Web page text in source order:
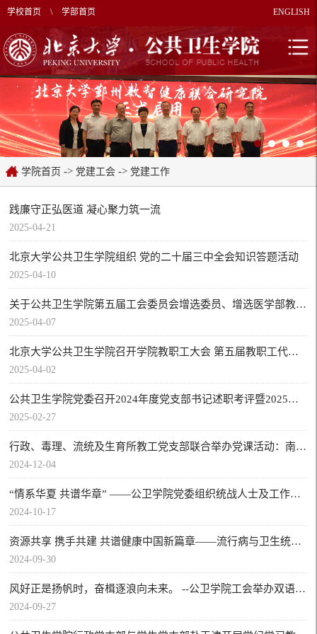
学校首页 \ 学部首页 ENGLISH
学院首页 -> 党建工会 -> 党建工作
践廉守正弘医道 凝心聚力筑一流
2025-04-21
北京大学公共卫生学院组织 党的二十届三中全会知识答题活动
2025-04-10
关于公共卫生学院第五届工会委员会增选委员、增选医学部教代会正式代表选举结果的公告
2025-04-07
北京大学公共卫生学院召开学院教职工大会 第五届教职工代表大会第八次会议 第五届工会会员代表大会第八次会议
2025-04-02
公共卫生学院党委召开2024年度党支部书记述职考评暨2025年党建工作部署会
2025-02-27
行政、毒理、流统及生育所教工党支部联合举办党课活动：南海与我国周边安全形势——历史与现状、趋势与展望
2024-12-04
“情系华夏 共谱华章” ——公卫学院党委组织统战人士及工作人员开展 庆祝中华人民共和国成立75周年集体参观活动
2024-10-17
资源共享 携手共建 共谱健康中国新篇章——流行病与卫生统计学系党支部与深圳市疾控中心多支部党建联建圆满举行
2024-09-30
风好正是扬帆时，奋楫逐浪向未来。 --公卫学院工会举办双语系列活动之你的新同事来啦暨学术分享会
2024-09-27